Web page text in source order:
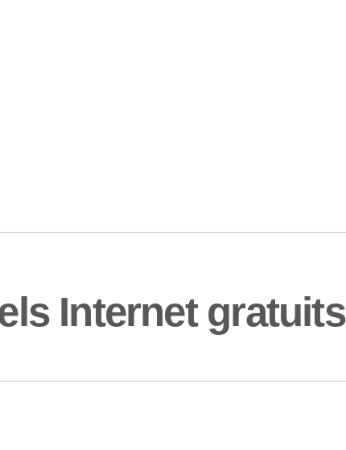
Internet gratuits